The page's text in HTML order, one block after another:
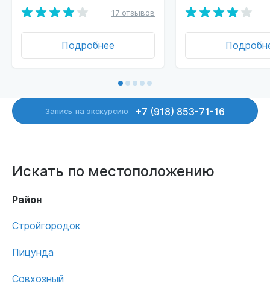
17 отзывов
Подробнее
Запись на экскурсию +7 (918) 853-71-16
Искать по местоположению
Район
Стройгородок
Пицунда
Совхозный